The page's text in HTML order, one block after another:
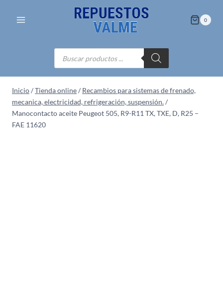
0
Búsqueda
de
productos
Inicio/Tienda online/ Recambios para sistemas de frenado,
mecanica, electricidad, refrigeración, suspensión./
Manocontacto aceite Peugeot 505, R9-R11 TX, TXE, D, R25 –
FAE 11620